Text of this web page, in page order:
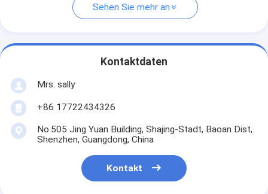
Sehen Sie mehr an
Kontaktdaten
Mrs. sally
+86 17722434326
No.505 Jing Yuan Building, Shajing-Stadt, Baoan Dist,
Shenzhen, Guangdong, China
Kontakt